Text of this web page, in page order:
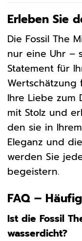
Erleben Sie
Die Fossil The
nur eine Uhr –
Statement für
Ihre Liebe zum
mit Stolz und
den sie in
Eleganz und
werden Sie
begeistern.
FAQ –
Ist die Fossil
wasserdicht?